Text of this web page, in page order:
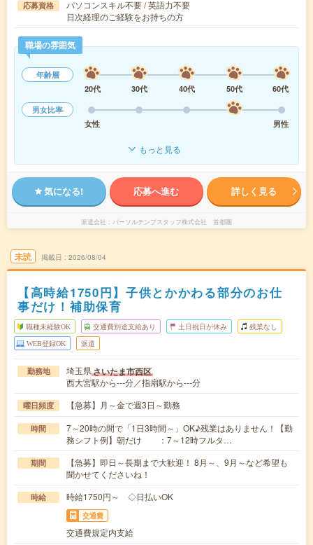
応募資格
パソコンスキル不要 / 英語力不要
日次経理のご経験をお持ちの方
職場の雰囲気
年齢層
20代
30代 40代 50代
60代
男女比率
女性
男性
もっと見る
気になる! 応募へ進む 詳しく見る
派遣会社 パーソルテンプスタッフ株式会社 首都圏
未読 掲載日 2026/08/04
【高時給1750円】子供とかかわる部分のお仕
事だけ！補助保育
職種未経験OK 交通費別途支給あり 土日祝日が休み 残業なし
WEB登録OK 派遣
勤務地 埼玉県さいたま市西区
西大宮駅から---分／指扇駅から---分
曜日頻度 【急募】月～金で週3日～勤務
時間
7～20時の間で「1日3時間～」OK♪残業はありません！【勤
務シフト例】朝だけ ：7～12時フルタ…
期間
【急募】即日～長期まで大歓迎！ 8月～、9月～など希望も
聞かせてくださいね！
時給 時給1750円～ ◇日払いOK
交通費
交通費規定内支給